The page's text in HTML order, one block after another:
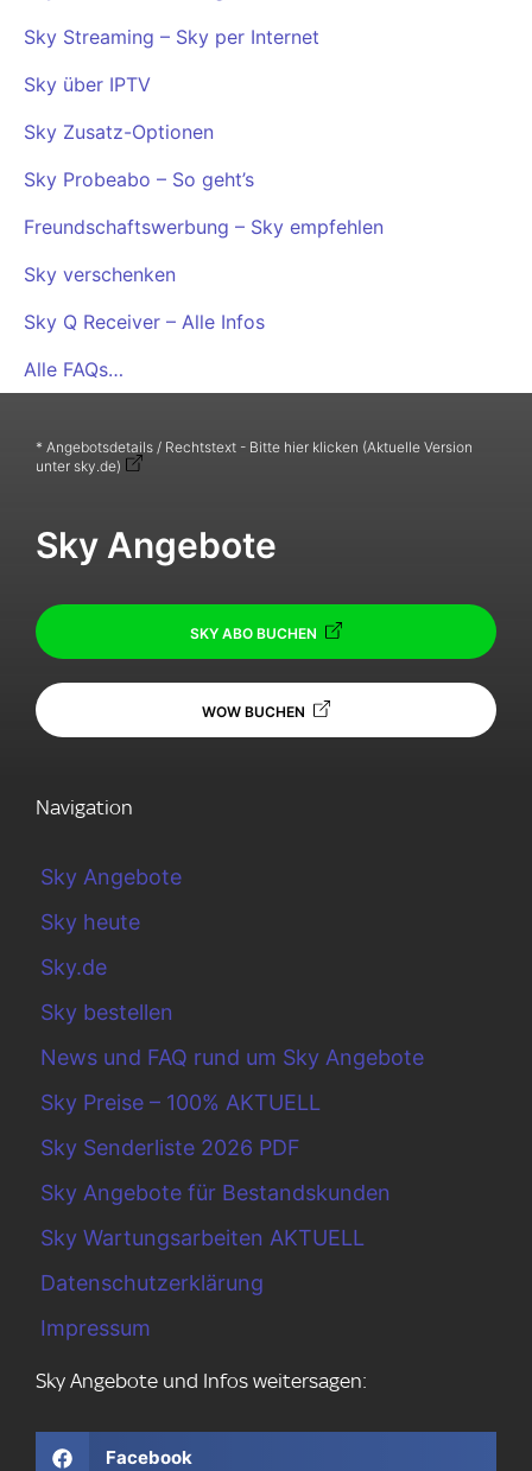
Sky Streaming – Sky per Internet
Sky über IPTV
Sky Zusatz-Optionen
Sky Probeabo – So geht’s
Freundschaftswerbung – Sky empfehlen
Sky verschenken
Sky Q Receiver – Alle Infos
Alle FAQs…
* Angebotsdetails / Rechtstext - Bitte hier klicken (Aktuelle Version
unter sky.de)
Sky Angebote
SKY ABO BUCHEN
WOW BUCHEN
Navigation
Sky Angebote
Sky heute
Sky.de
Sky bestellen
News und FAQ rund um Sky Angebote
Sky Preise – 100% AKTUELL
Sky Senderliste 2026 PDF
Sky Angebote für Bestandskunden
Sky Wartungsarbeiten AKTUELL
Datenschutzerklärung
Impressum
Sky Angebote und Infos weitersagen:
Facebook